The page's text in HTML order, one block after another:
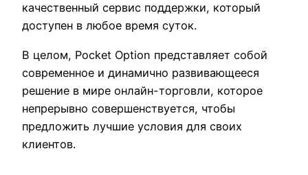
качественный сервис поддержки, который
доступен в любое время суток.
В целом, Pocket Option представляет собой
современное и динамично развивающееся
решение в мире онлайн-торговли, которое
непрерывно совершенствуется, чтобы
предложить лучшие условия для своих
клиентов.